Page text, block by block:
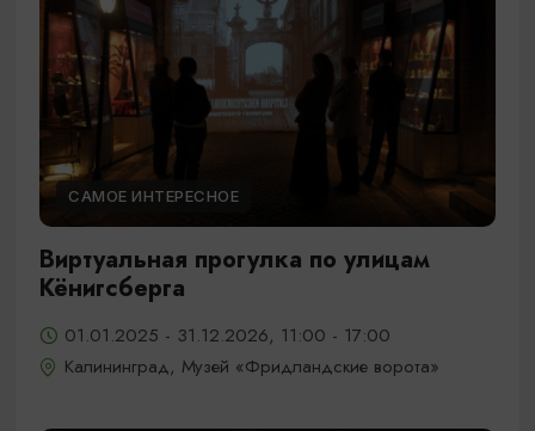
САМОЕ ИНТЕРЕСНОЕ
Виртуальная прогулка по улицам
Кёнигсберга
01.01.2025 - 31.12.2026, 11:00 - 17:00
Калининград, Музей «Фридландские ворота»